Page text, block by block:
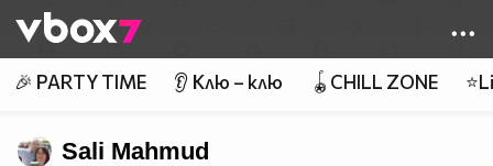
👾
🎉 PARTY TIME 👂 Клю – клю 🪀CHILL ZONE
Sali Mahmud